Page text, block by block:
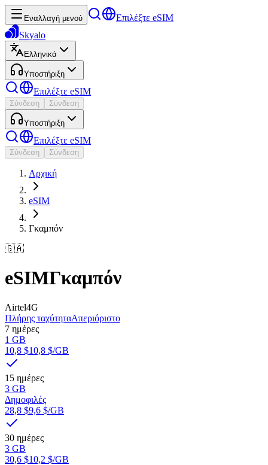
Εναλλαγή μενού
Επιλέξτε eSIM
Skyalo
Ελληνικά
Υποστήριξη
Επιλέξτε eSIM
Σύνδεση Σύνδεση
Υποστήριξη
Επιλέξτε eSIM
Σύνδεση Σύνδεση
Αρχική
eSIM
Γκαμπόν
🇬🇦
eSIMΓκαμπόν
Airtel4G
Πλήρης ταχύτηταΑπεριόριστο
7 ημέρες
1 GB
10,8 $10,8 $/GB
15 ημέρες
3 GB
Δημοφιλές
28,8 $9,6 $/GB
30 ημέρες
3 GB
30,6 $10,2 $/GB